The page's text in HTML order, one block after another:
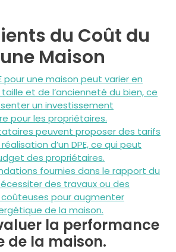
du Coût du
Maison
pour une maison peut varier en
et de l’ancienneté du bien, ce
un investissement
pour les propriétaires.
peuvent proposer des tarifs
d’un DPE, ce qui peut
des propriétaires.
fournies dans le rapport du
des travaux ou des
pour augmenter
de la maison.
la performance
de la maison.